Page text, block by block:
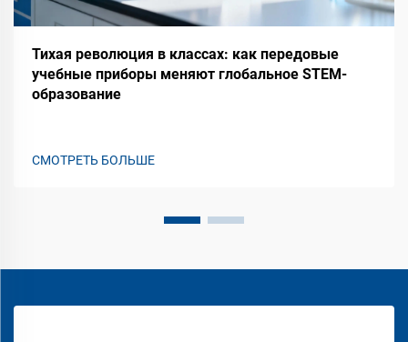
Тихая революция в классах: как передовые
учебные приборы меняют глобальное STEM-
образование
СМОТРЕТЬ БОЛЬШЕ